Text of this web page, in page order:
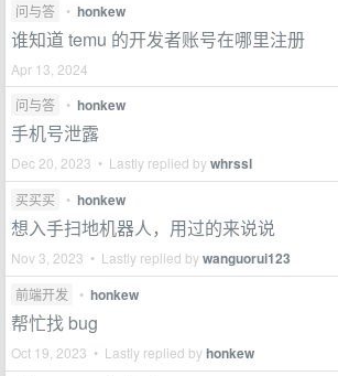
问与答 • honkew
谁知道 temu 的开发者账号在哪里注册
Apr 13, 2024
问与答
• honkew
手机号泄露
Dec 20, 2023 • Lastly replied bywhrssl
买买买 • honkew
想入手扫地机器人，用过的来说说
Nov 3, 2023 • Lastly replied bywanguorui123
前端开发 • honkew
帮忙找 bug
Oct 19, 2023 • Lastly replied byhonkew